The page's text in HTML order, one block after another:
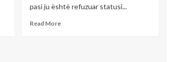
pasi ju është refuzuar statusi...
Read MoreRead